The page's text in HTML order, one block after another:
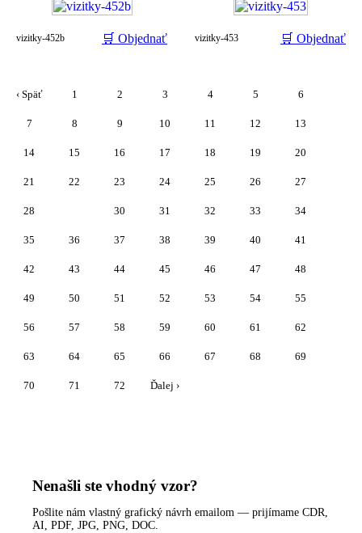
vizitky-452b 🛒 Objednať vizitky-453 🛒 Objednať
‹ Späť 1 2 3 4 5 6
7 8 9 10 11 12 13
14 15 16 17 18 19 20
21 22 23 24 25 26 27
28 30 31 32 33 34
35 36 37 38 39 40 41
42 43 44 45 46 47 48
49 50 51 52 53 54 55
56 57 58 59 60 61 62
63 64 65 66 67 68 69
70 71 72 Ďalej ›
Nenašli ste vhodný vzor?
Pošlite nám vlastný grafický návrh emailom — prijímame CDR,
AI, PDF, JPG, PNG, DOC.